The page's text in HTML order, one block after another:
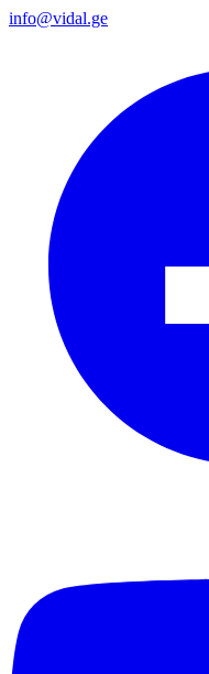
info@vidal.ge